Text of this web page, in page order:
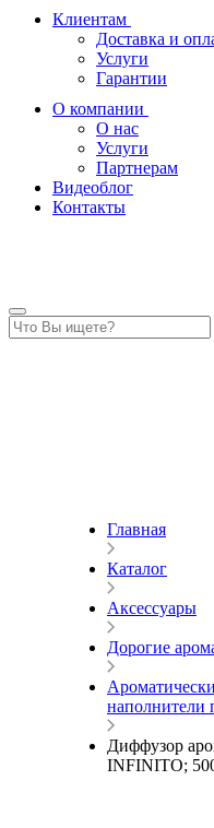
Клиентам
Доставка и
Услуги
Гарантии
О компании
О нас
Услуги
Партнерам
Видеоблог
Контакты
Главная
Каталог
Аксессуары
Дорогие
наполнители
Диффузор
INFINITO;